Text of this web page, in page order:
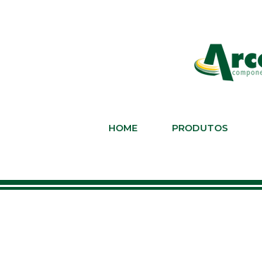
HOME PRODUTOS